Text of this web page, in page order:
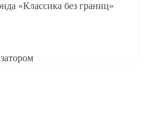
«Классика без границ»